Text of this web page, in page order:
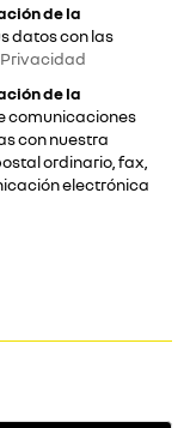
de la
datos con las
de la
comunicaciones
con nuestra
ordinario, fax,
electrónica